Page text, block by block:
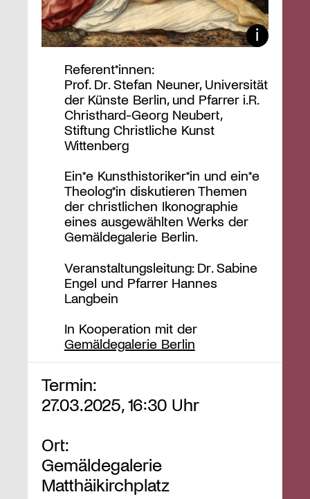
Referent*innen:
Prof. Dr. Stefan Neuner, Universität
der Künste Berlin, und Pfarrer i.R.
Christhard-Georg Neubert,
Stiftung Christliche Kunst
Wittenberg
Ein*e Kunsthistoriker*in und ein*e
Theolog*in diskutieren Themen
der christlichen Ikonographie
eines ausgewählten Werks der
Gemäldegalerie Berlin.
Veranstaltungsleitung: Dr. Sabine
Engel und Pfarrer Hannes
Langbein
In Kooperation mit der
Gemäldegalerie Berlin
Termin:
27.03.2025, 16:30 Uhr
Ort:
Gemäldegalerie
Matthäikirchplatz